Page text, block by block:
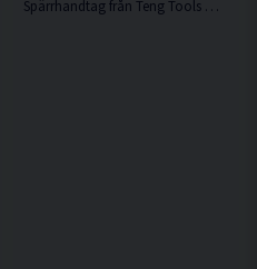
Spärrhandtag från Teng Tools med utdragbart handtag med 41 tänder.